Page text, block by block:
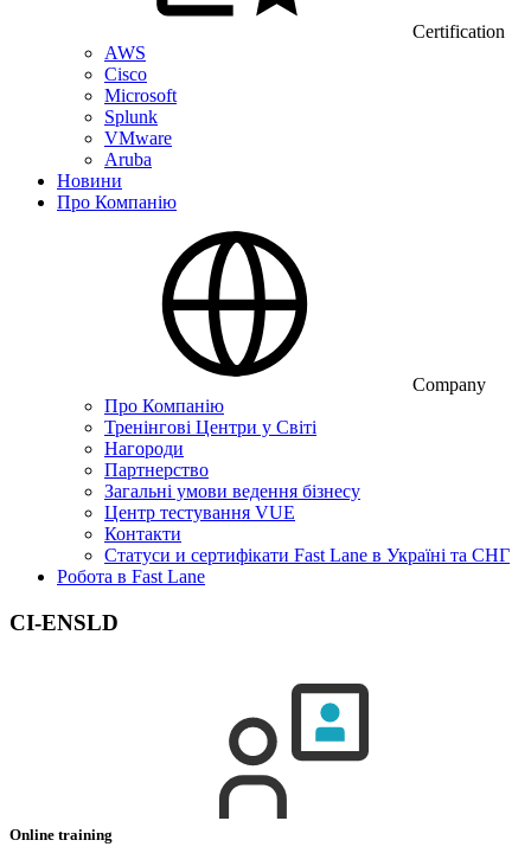
Certification
AWS
Cisco
Microsoft
Splunk
VMware
Aruba
Новини
Про Компанію
Company
Про Компанію
Тренінгові Центри у Світі
Нагороди
Партнерство
Загальні умови ведення бізнесу
Центр тестування VUE
Контакти
Статуси и сертифікати Fast Lane в Україні та СНГ
Робота в Fast Lane
CI-ENSLD
Online training